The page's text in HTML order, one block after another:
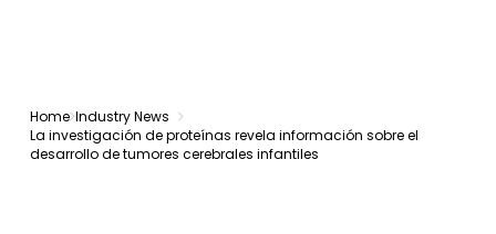
Home Industry News
La investigación de proteínas revela información sobre el
desarrollo de tumores cerebrales infantiles